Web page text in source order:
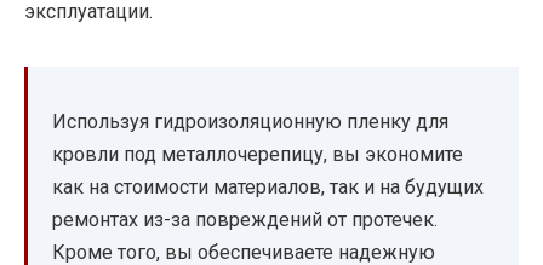
эксплуатации.
Используя гидроизоляционную пленку для
кровли под металлочерепицу, вы экономите
как на стоимости материалов, так и на будущих
ремонтах из-за повреждений от протечек.
Кроме того, вы обеспечиваете надежную